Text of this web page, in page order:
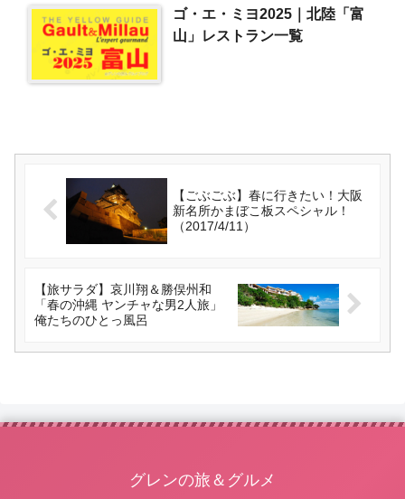
ゴ・エ・ミヨ2025｜北陸「富
山」レストラン一覧
【ごぶごぶ】春に行きたい！大阪
新名所かまぼこ板スペシャル！
（2017/4/11）
【旅サラダ】哀川翔＆勝俣州和
「春の沖縄 ヤンチャな男2人旅」
俺たちのひとっ風呂
グレンの旅＆グルメ